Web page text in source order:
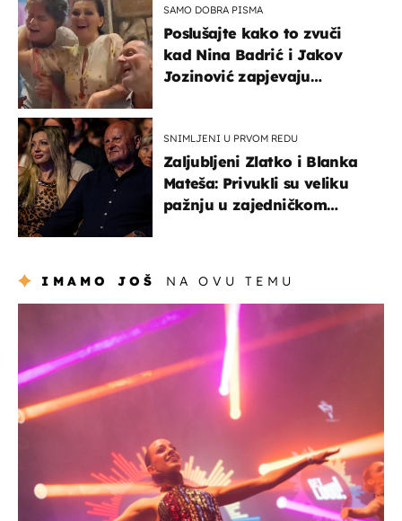
SAMO DOBRA PISMA
Poslušajte kako to zvuči
kad Nina Badrić i Jakov
Jozinović zapjevaju
SNIMLJENI U PRVOM REDU
Zaljubljeni Zlatko i Blanka
Mateša: Privukli su veliku
pažnju u zajedničkom
IMAMO JOŠ NA OVU TEMU